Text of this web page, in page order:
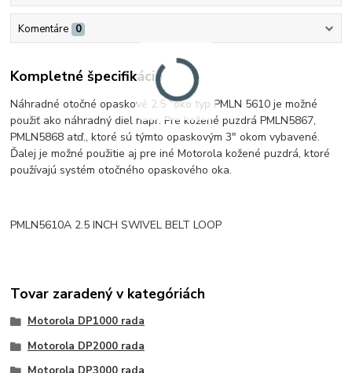
Komentáre 0
Kompletné špecifikácie
Náhradné otočné opaskové 2.5 "oko typ PMLN 5610 je možné
použiť ako náhradný diel napr. Pre kožené puzdrá PMLN5867,
PMLN5868 atď., ktoré sú týmto opaskovým 3" okom vybavené.
Ďalej je možné použitie aj pre iné Motorola kožené puzdrá, ktoré
používajú systém otočného opaskového oka.
PMLN5610A 2.5 INCH SWIVEL BELT LOOP
Tovar zaradený v kategóriách
Motorola DP1000 rada
Motorola DP2000 rada